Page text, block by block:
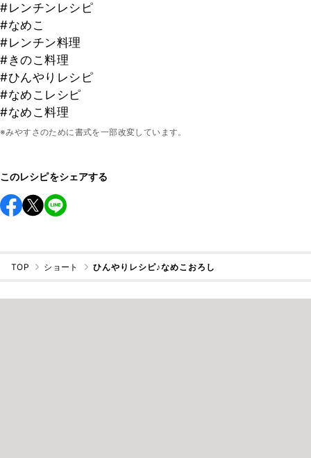
#レンチンレシピ
#なめこ
#レンチン料理
#きのこ料理
#ひんやりレシピ
#なめこレシピ
#なめこ料理
※みやすさのために書式を一部改変しています。
このレシピをシェアする
TOP ショート ひんやりレシピ♪なめこおろし